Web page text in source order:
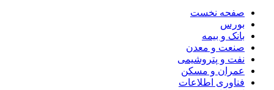
صفحه نخست
بورس
بانک و بیمه
صنعت و معدن
نفت و پتروشیمی
عمران و مسکن
فناوری اطلاعات